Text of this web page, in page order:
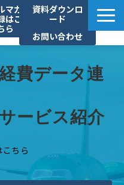
マガ
はこ
ら
資料ダウンロ
ード
お問い合わせ
紹介
ント
費データ連
ービス紹介
ちら